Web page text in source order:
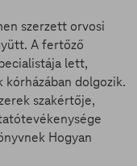
szerzett orvosi
A fertőző
lett,
dolgozik.
szakértője,
Hogyan